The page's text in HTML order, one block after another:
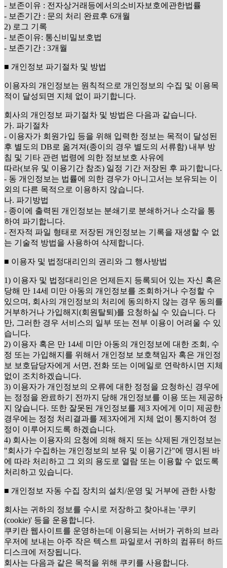
- 보존이유 : 전자상거래등에서의소비자보호에관한법률
- 보존기간 : 문의 처리 완료후 6개월
2) 로그 기록
- 보존이유: 통신비밀보호법
- 보존기간 : 3개월
■ 개인정보 파기절차 및 방법
이용자의 개인정보는 원칙적으로 개인정보의 수집 및 이용목
적이 달성되면 지체 없이 파기합니다.
회사의 개인정보 파기절차 및 방법은 다음과 같습니다.
가. 파기절차
- 이용자가 회원가입 등을 위해 입력한 정보는 목적이 달성된
후 별도의 DB로 옮겨져(종이의 경우 별도의 서류함) 내부 방
침 및 기타 관련 법령에 의한 정보보호 사유에
따라(보유 및 이용기간 참조) 일정 기간 저장된 후 파기합니다.
- 동 개인정보는 법률에 의한 경우가 아니고서는 보유되는 이
외의 다른 목적으로 이용하지 않습니다.
나. 파기방법
- 종이에 출력된 개인정보는 분쇄기로 분쇄하거나 소각을 통
하여 파기합니다.
- 전자적 파일 형태로 저장된 개인정보는 기록을 재생할 수 없
는 기술적 방법을 사용하여 삭제합니다.
■ 이용자 및 법정대리인의 권리와 그 행사방법
1) 이용자 및 법정대리인은 언제든지 등록되어 있는 자신 혹은
당해 만 14세 미만 아동의 개인정보를 조회하거나 수정할 수
있으며, 회사의 개인정보의 처리에 동의하지 않는 경우 동의를
거부하거나 가입해지(회원탈퇴)를 요청하실 수 있습니다. 다
만, 그러한 경우 서비스의 일부 또는 전부 이용이 어려울 수 있
습니다.
2) 이용자 혹은 만 14세 미만 아동의 개인정보에 대한 조회, 수
정 또는 가입해지를 위해서 개인정보 보호책임자 혹은 개인정
보 보호담당자에게 서면, 전화 또는 이메일로 연락하시면 지체
없이 조치하겠습니다.
3) 이용자가 개인정보의 오류에 대한 정정을 요청하신 경우에
는 정정을 완료하기 전까지 당해 개인정보를 이용 또는 제공하
지 않습니다. 또한 잘못된 개인정보를 제3 자에게 이미 제공한
경우에는 정정 처리결과를 제3자에게 지체 없이 통지하여 정
정이 이루어지도록 하겠습니다.
4) 회사는 이용자의 요청에 의해 해지 또는 삭제된 개인정보는
"회사가 수집하는 개인정보의 보유 및 이용기간"에 명시된 바
에 따라 처리하고 그 외의 용도로 열람 또는 이용할 수 없도록
처리하고 있습니다.
■ 개인정보 자동 수집 장치의 설치/운영 및 거부에 관한 사항
회사는 귀하의 정보를 수시로 저장하고 찾아내는 '쿠키
(cookie)' 등을 운용합니다.
쿠키란 웹사이트를 운영하는데 이용되는 서버가 귀하의 브라
우저에 보내는 아주 작은 텍스트 파일로서 귀하의 컴퓨터 하드
디스크에 저장됩니다.
회사는 다음과 같은 목적을 위해 쿠키를 사용합니다.